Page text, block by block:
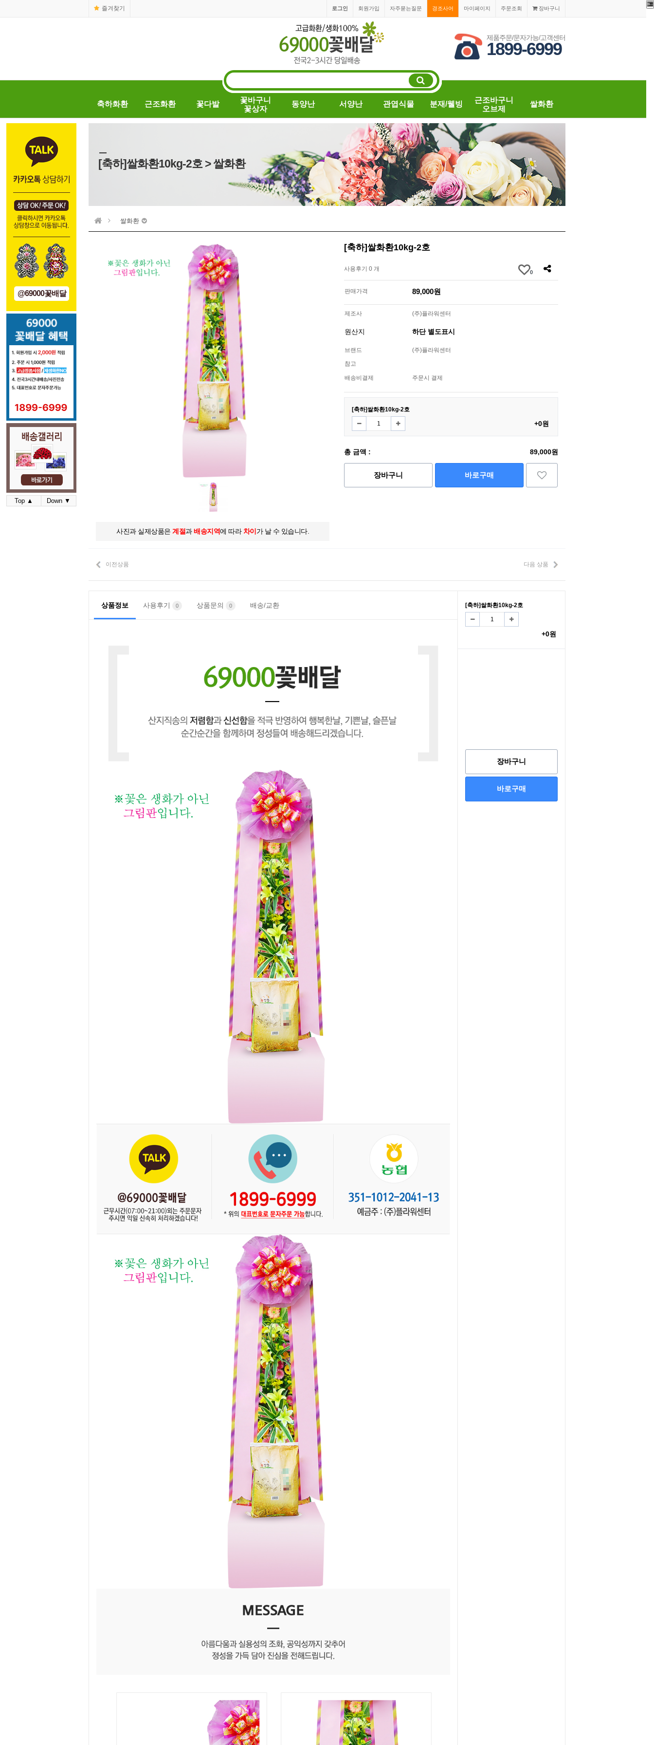
즐겨찾기 장바구니
주문조회
마이페이지
경조사어
자주묻는질문
회원가입
로그인
제품주문/문자가능/고객센터
1899-6999
축하화환 근조화환 꽃다발
꽃바구니
꽃상자
동양난 서양난 관엽식물 분재/웰빙
근조바구니
오브제
쌀화환
@69000꽃배달
Top ▲ Down ▼
[축하]쌀화환10kg-2호 > 쌀화환
쌀화환
사진과 실제상품은 계절과배송지역에 따라 차이 가 날 수 있습니다.
[축하]쌀화환10kg-2호
사용후기 0 개 0
판매가격 89,000원
제조사 (주)플라워센터
원산지 하단 별도표시
브랜드
(주)플라워센터
참고
배송비결제 주문시 결제
[축하]쌀화환10kg-2호
+0원
총 금액 : 89,000원
장바구니 바로구매
이전상품 다음 상품
상품정보 사용후기 0 상품문의 0 배송/교환 [축하]쌀화환10kg-2호
+0원
장바구니
바로구매